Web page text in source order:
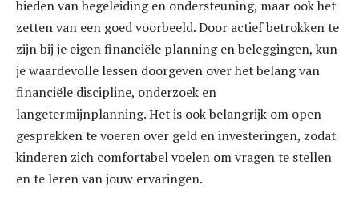
bieden van begeleiding en ondersteuning, maar ook het
zetten van een goed voorbeeld. Door actief betrokken te
zijn bij je eigen financiële planning en beleggingen, kun
je waardevolle lessen doorgeven over het belang van
financiële discipline, onderzoek en
langetermijnplanning. Het is ook belangrijk om open
gesprekken te voeren over geld en investeringen, zodat
kinderen zich comfortabel voelen om vragen te stellen
en te leren van jouw ervaringen.